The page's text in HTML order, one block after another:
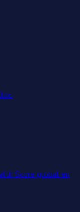
Score global en